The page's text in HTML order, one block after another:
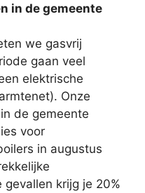
in de gemeente
we gasvrij
gaan veel
elektrische
Onze
de gemeente
voor
in augustus
krijg je 20%